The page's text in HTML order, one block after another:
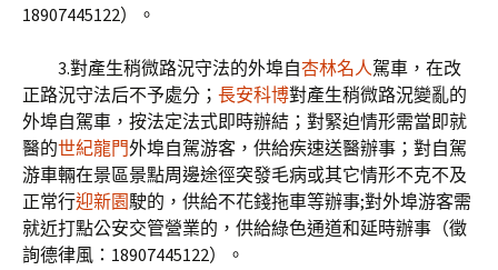
18907445122）。
3.對產生稍微路況守法的外埠自杏林名人駕車，在改
正路況守法后不予處分； 長安科博對產生稍微路況變亂的
外埠自駕車，按法定法式即時辦結；對緊迫情形需當即就
醫的世紀龍門外埠自駕游客，供給疾速送醫辦事；對自駕
游車輛在景區景點周邊途徑突發毛病或其它情形不克不及
正常行迎新園駛的，供給不花錢拖車等辦事;對外埠游客需
就近打點公安交管營業的，供給綠色通道和延時辦事（徵
詢德律風：18907445122）。